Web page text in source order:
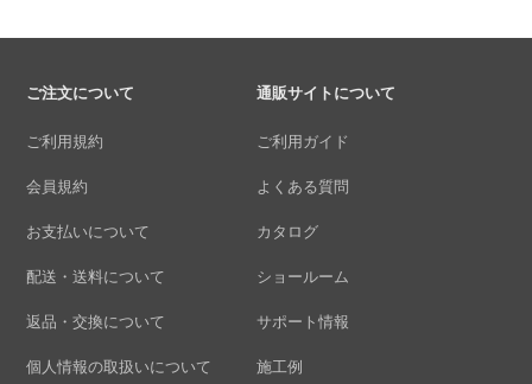
ご注文について
ご利用規約
会員規約
お支払いについて
配送・送料について
返品・交換について
個人情報の取扱いについて
通販サイトについて
ご利用ガイド
よくある質問
カタログ
ショールーム
サポート情報
施工例